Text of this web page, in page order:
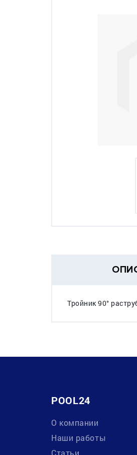
Тройник 90°
POOL24
О компании
Наши работы
Статьи